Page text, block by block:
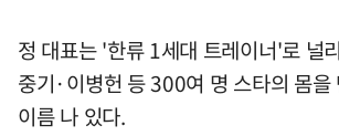
정 대표는 '한류 1세대 트레이너'로 널
중기·이병헌 등 300여 명 스타의 몸을
이름 나 있다.